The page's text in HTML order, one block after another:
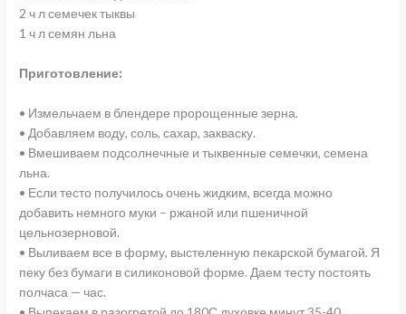
2 ч л семечек тыквы
1 ч л семян льна
Приготовление:
• Измельчаем в блендере пророщенные зерна.
• Добавляем воду, соль, сахар, закваску.
• Вмешиваем подсолнечные и тыквенные семечки, семена
льна.
• Если тесто получилось очень жидким, всегда можно
добавить немного муки – ржаной или пшеничной
цельнозерновой.
• Выливаем все в форму, выстеленную пекарской бумагой. Я
пеку без бумаги в силиконовой форме. Даем тесту постоять
полчаса — час.